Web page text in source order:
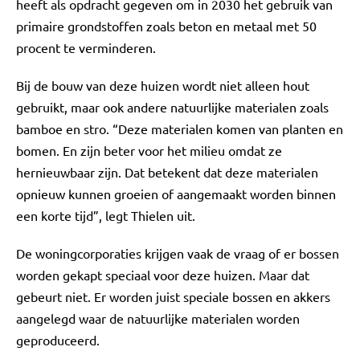
heeft als opdracht gegeven om in 2030 het gebruik van
primaire grondstoffen zoals beton en metaal met 50
procent te verminderen.
Bij de bouw van deze huizen wordt niet alleen hout
gebruikt, maar ook andere natuurlijke materialen zoals
bamboe en stro. “Deze materialen komen van planten en
bomen. En zijn beter voor het milieu omdat ze
hernieuwbaar zijn. Dat betekent dat deze materialen
opnieuw kunnen groeien of aangemaakt worden binnen
een korte tijd”, legt Thielen uit.
De woningcorporaties krijgen vaak de vraag of er bossen
worden gekapt speciaal voor deze huizen. Maar dat
gebeurt niet. Er worden juist speciale bossen en akkers
aangelegd waar de natuurlijke materialen worden
geproduceerd.